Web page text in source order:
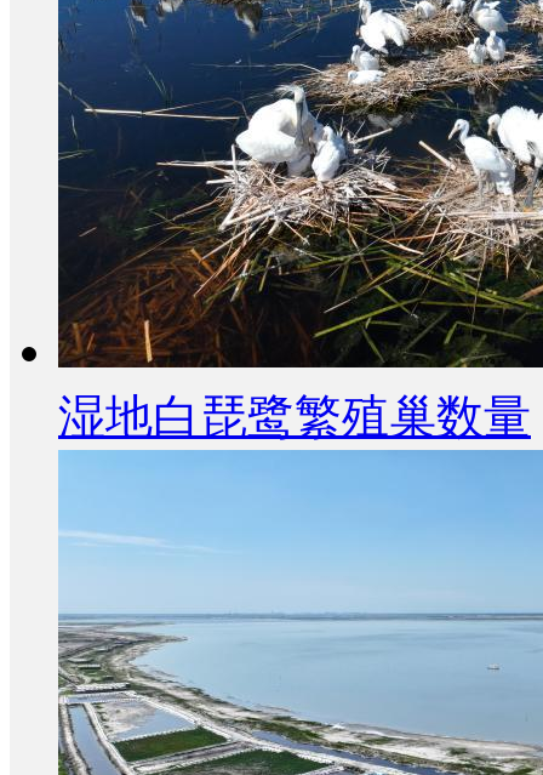
湿地白琵鹭繁殖巢数量